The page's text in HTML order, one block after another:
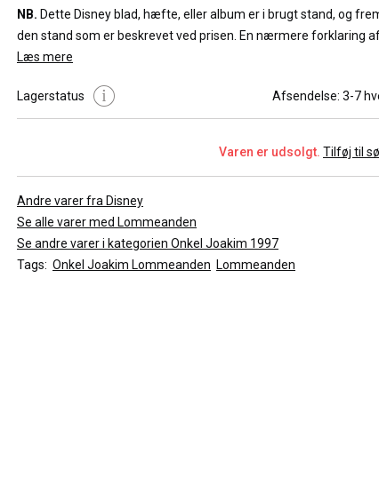
NB. Dette Disney blad, hæfte, eller album er i brugt stand, og
den stand som er beskrevet ved prisen. En nærmere forklaring
stande og baggrund for graduering af hæfter kan du læse
Det viste billede er repræsentativt for tegneserien. Kvaliteten af
hæfte, eller album vil variere afhængig af den valgte stand.
Læs mere
Lagerstatus Afsendelse: 3-7
Varen er udsolgt. Tilføj til
Andre varer fra Disney
Se alle varer med Lommeanden
Se andre varer i kategorien Onkel Joakim 1997
Tags: Onkel Joakim Lommeanden Lommeanden